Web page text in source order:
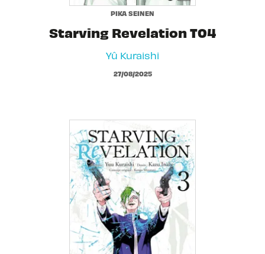
PIKA SEINEN
Starving Revelation T04
Yû Kuraishi
27/08/2025